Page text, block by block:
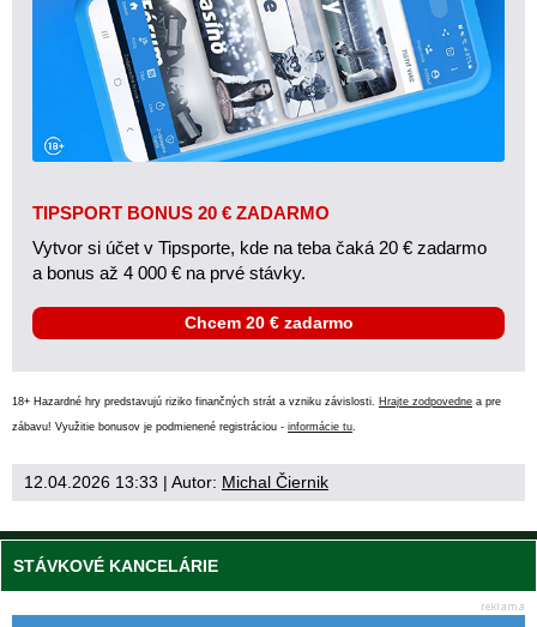
TIPSPORT BONUS 20 € ZADARMO
Vytvor si účet v Tipsporte, kde na teba čaká 20 € zadarmo
a bonus až 4 000 € na prvé stávky.
Chcem 20 € zadarmo
18+ Hazardné hry predstavujú riziko finančných strát a vzniku závislosti. Hrajte zodpovedne a pre
zábavu! Využitie bonusov je podmienené registráciou - informácie tu.
12.04.2026 13:33 | Autor: Michal Čiernik
STÁVKOVÉ KANCELÁRIE